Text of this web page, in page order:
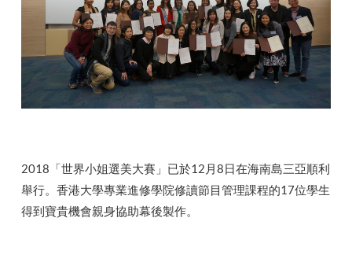
2018「世界小姐選美大賽」已於12月8日在海南島三亞順利
舉行。香港大學專業進修學院修讀節目管理課程的17位學生
得到寶貴機會親身協助幕後製作。